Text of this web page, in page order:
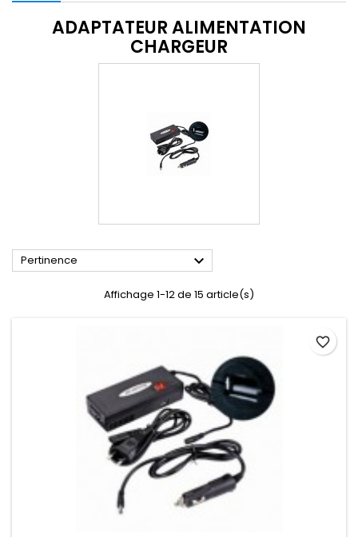
ADAPTATEUR ALIMENTATION
CHARGEUR
Pertinence 
Affichage 1-12 de 15 article(s)
favorite_border